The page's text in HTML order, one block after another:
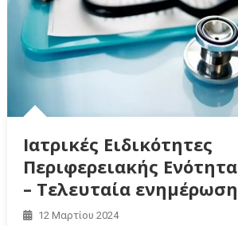
Ιατρικές Ειδικότητες
Περιφερειακής
– Τελευταία
12 Μαρτίου 2024